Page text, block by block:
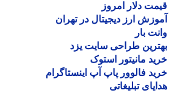
دلار امروز
ارز دیجیتال در تهران
بار
طراحی سایت یزد
مانیتور استوک
فالوور پاپ آپ اینستاگرام
تبلیغاتی